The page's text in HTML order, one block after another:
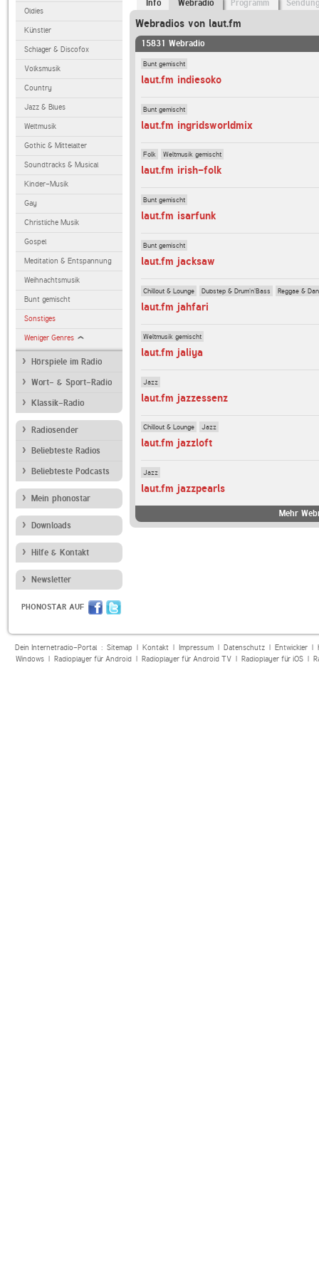
Oldies
Künstler
Schlager & Discofox
Volksmusik
Country
Jazz & Blues
Weltmusik
Gothic & Mittelalter
Soundtracks & Musical
Kinder-Musik
Gay
Christliche Musik
Gospel
Meditation & Entspannung
Weihnachtsmusik
Bunt gemischt
Sonstiges
Weniger Genres
Hörspiele im Radio
Wort- & Sport-Radio
Klassik-Radio
Radiosender
Beliebteste Radios
Beliebteste Podcasts
Mein phonostar
Downloads
Hilfe & Kontakt
Newsletter
PHONOSTAR AUF
Info Webradio Programm
Webradios von laut.fm
15831 Webradio
Bunt gemischt
laut.fm indiesoko
Bunt gemischt
laut.fm ingridsworldmix
Folk Weltmusik gemischt
laut.fm irish-folk
Bunt gemischt
laut.fm isarfunk
Bunt gemischt
laut.fm jacksaw
Chillout & Lounge Dubstep & Drum'n'Bass Reggae &
laut.fm jahfari
Weltmusik gemischt
laut.fm jaliya
Jazz
laut.fm jazzessenz
Chillout & Lounge Jazz
laut.fm jazzloft
Jazz
laut.fm jazzpearls
Mehr
Dein Internetradio-Portal : Sitemap| Kontakt| Impressum| Datenschutz| Entwickler|
Windows| Radioplayer für Android| Radioplayer für Android TV| Radioplayer für iOS|